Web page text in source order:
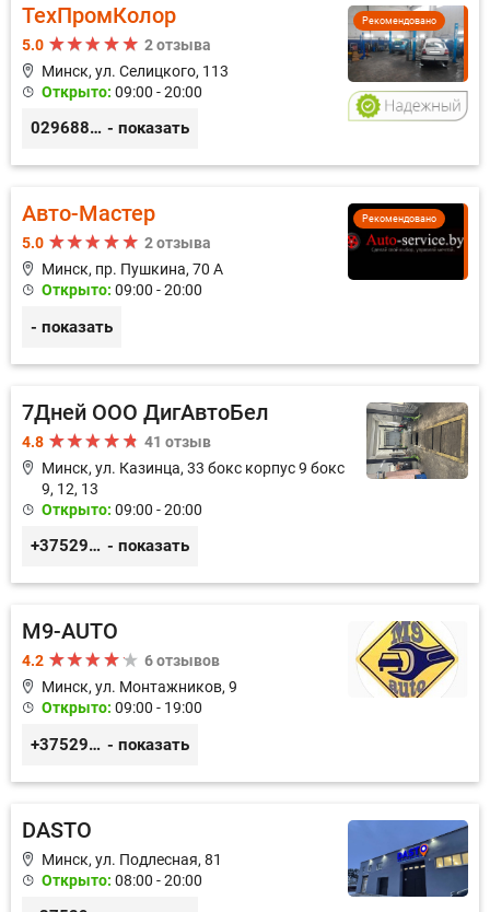
Рекомендовано
ТехПромКолор
5.0
2 отзыва
Минск, ул. Селицкого, 113
Открыто: 09:00 - 20:00
0296889898 - показать
Рекомендовано
Авто-Мастер
5.0
2 отзыва
Минск, пр. Пушкина, 70 А
Открыто: 09:00 - 20:00
- показать
7Дней ООО ДигАвтоБел
4.8
41 отзыв
Минск, ул. Казинца, 33 бокс корпус 9 бокс
9, 12, 13
Открыто: 09:00 - 20:00
+375296518100 - показать
M9-AUTO
4.2
6 отзывов
Минск, ул. Монтажников, 9
Открыто: 09:00 - 19:00
+375299395764 - показать
DASTO
Минск, ул. Подлесная, 81
Открыто: 08:00 - 20:00